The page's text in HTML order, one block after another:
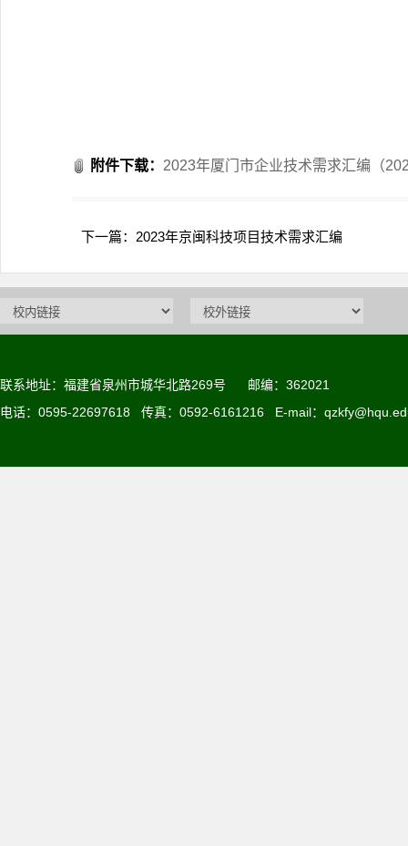
附件下载： 2023年厦门市企业技术需求汇编（
下一篇： 2023年京闽科技项目技术需求汇编
联系地址： 福建省泉州市城华北路269号 邮编：362021
电话：0595-22697618 传真：0592-6161216 E-mail：